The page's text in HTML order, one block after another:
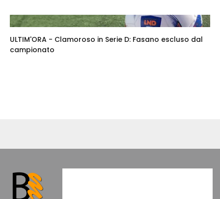
ULTIM'ORA - Clamoroso in Serie D: Fasano escluso dal
campionato